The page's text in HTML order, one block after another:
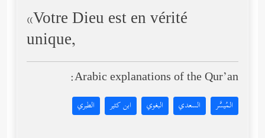
«Votre Dieu est en vérité
unique,
Arabic explanations of the Qur’an:
المُيسَّر السعدي البغوي ابن كثير الطبري